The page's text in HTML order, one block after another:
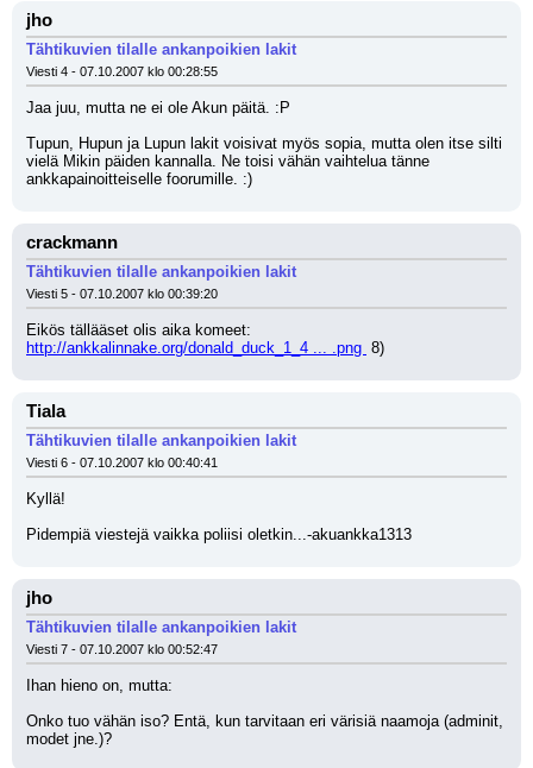
jho
Tähtikuvien tilalle ankanpoikien lakit
Viesti 4 - 07.10.2007 klo 00:28:55
Jaa juu, mutta ne ei ole Akun päitä. :P
Tupun, Hupun ja Lupun lakit voisivat myös sopia, mutta olen itse silti
vielä Mikin päiden kannalla. Ne toisi vähän vaihtelua tänne
ankkapainoitteiselle foorumille. :)
crackmann
Tähtikuvien tilalle ankanpoikien lakit
Viesti 5 - 07.10.2007 klo 00:39:20
http://ankkalinnake.org/donald_duck_1_4 ... .png 8)
Tiala
Tähtikuvien tilalle ankanpoikien lakit
Viesti 6 - 07.10.2007 klo 00:40:41
Kyllä!
Pidempiä viestejä vaikka poliisi oletkin...-akuankka1313
jho
Tähtikuvien tilalle ankanpoikien lakit
Viesti 7 - 07.10.2007 klo 00:52:47
Ihan hieno on, mutta:
Onko tuo vähän iso? Entä, kun tarvitaan eri värisiä naamoja (adminit,
modet jne.)?